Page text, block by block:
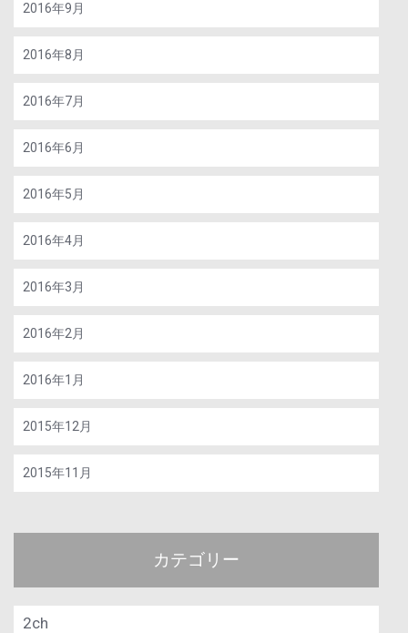
2016年9月
2016年8月
2016年7月
2016年6月
2016年5月
2016年4月
2016年3月
2016年2月
2016年1月
2015年12月
2015年11月
カテゴリー
2ch